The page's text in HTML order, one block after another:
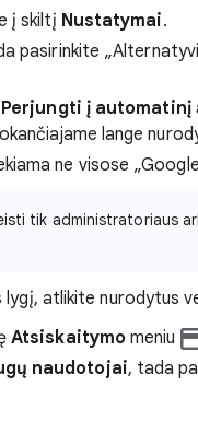
į skiltį Nustatymai.
pasirinkite
Perjungti į automatinį
lange
ne visose
tik administratoriaus
atlikite nurodytus
Atsiskaitymo meniu
naudotojai, tada